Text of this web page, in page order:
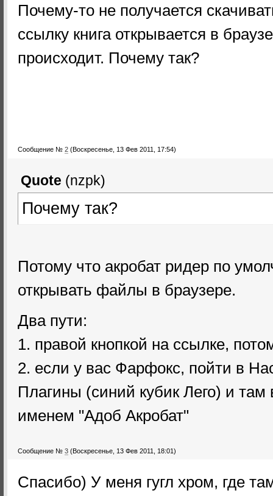
Почему-то не получается
ссылку книга открывается в
происходит. Почему так?
Сообщение № 2 (Воскресенье, 13 Фев 2011, 17:54)
Quote (nzpk)
Почему так?
Потому что акробат ридер по
открывать файлы в браузере.
Два пути:
1. правой кнопкой на ссылке,
2. если у вас Фарфокс, пойти в
Плагины (синий кубик Лего) и там
именем "Адоб Акробат"
Сообщение № 3 (Воскресенье, 13 Фев 2011, 18:01)
Спасибо) У меня гугл хром, где